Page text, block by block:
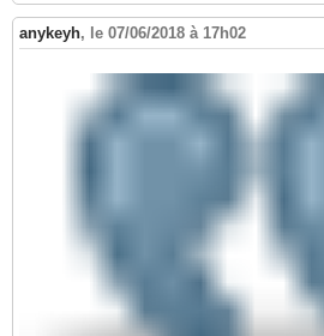
anykeyh, le 07/06/2018 à 17h02